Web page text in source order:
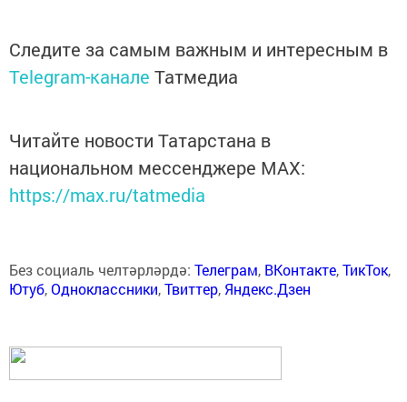
Следите за самым важным и интересным в
Telegram-канале Татмедиа
Читайте новости Татарстана в
национальном мессенджере MАХ:
https://max.ru/tatmedia
Без социаль челтәрләрдә: Телеграм, ВКонтакте,ТикТок,
Ютуб,Одноклассники,Твиттер, Яндекс.Дзен